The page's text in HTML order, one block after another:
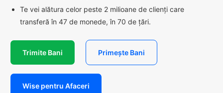
Te vei alătura celor peste 2 milioane de clienți care
transferă în 47 de monede, în 70 de țări.
Trimite Bani Primește Bani
Wise pentru Afaceri